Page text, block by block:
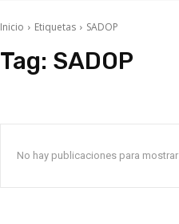
Inicio Etiquetas SADOP
Tag: SADOP
No hay publicaciones para mostrar